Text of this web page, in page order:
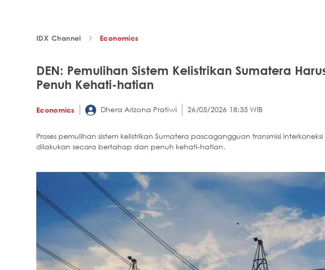
IDX Channel Economics
DEN: Pemulihan Sistem Kelistrikan Sumatera
Penuh Kehati-hatian
Economics Dhera Arizona Pratiwi 26/05/2026 18:35 WIB
Proses pemulihan sistem kelistrikan Sumatera pascagangguan transmisi
dilakukan secara bertahap dan penuh kehati-hatian.